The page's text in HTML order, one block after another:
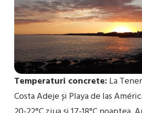
Temperaturi concrete: La
Costa Adeje și Playa de las